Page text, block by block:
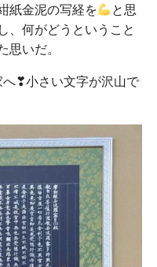
紙金泥の写経を
と思
、何がどうということ
思いだ。
へ❣小さい文字が沢山で